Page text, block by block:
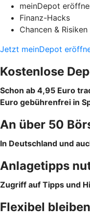
meinDepot
Finanz-Hacks
Chancen & Risiken
Jetzt meinDepot
Kostenlose
Schon ab 4,95 Euro
Euro gebührenfrei in
An über 50
In Deutschland und
Anlagetipps
Zugriff auf Tipps und
Flexibel bleiben